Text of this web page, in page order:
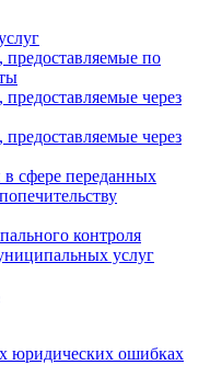
по
через
через
в сфере переданных
контроля
услуг
юридических ошибках